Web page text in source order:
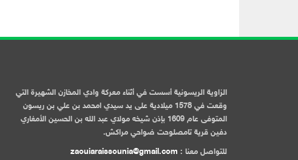
الزاوية الريسونية أسست في أثناء معركة وادي المخازن الشهيرة التي
وقعت في 1578 ميلادية على يد سيدي امحمد بن علي بن ريسون
المتوفى عام 1609 بإذن شيخه مولاي عبد الله بن الحسين الأمغاري
دفين قرية تامصلوحت ضواحي مراكش.
للتواصل معنا : zaouiaraissounia@gmail.com